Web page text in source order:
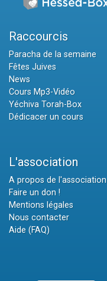
Raccourcis
Paracha de la semaine
Fêtes Juives
News
Cours Mp3-Vidéo
Yéchiva Torah-Box
Dédicacer un cours
L'association
A propos de l'association
Faire un don !
Mentions légales
Nous contacter
Aide (FAQ)